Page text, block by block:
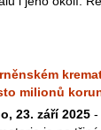
milionů
23. září 2025 -